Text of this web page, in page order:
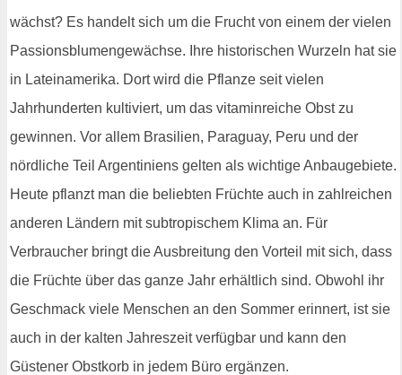
wächst? Es handelt sich um die Frucht von einem der vielen
Passionsblumengewächse. Ihre historischen Wurzeln hat sie
in Lateinamerika. Dort wird die Pflanze seit vielen
Jahrhunderten kultiviert, um das vitaminreiche Obst zu
gewinnen. Vor allem Brasilien, Paraguay, Peru und der
nördliche Teil Argentiniens gelten als wichtige Anbaugebiete.
Heute pflanzt man die beliebten Früchte auch in zahlreichen
anderen Ländern mit subtropischem Klima an. Für
Verbraucher bringt die Ausbreitung den Vorteil mit sich, dass
die Früchte über das ganze Jahr erhältlich sind. Obwohl ihr
Geschmack viele Menschen an den Sommer erinnert, ist sie
auch in der kalten Jahreszeit verfügbar und kann den
Güstener Obstkorb in jedem Büro ergänzen.